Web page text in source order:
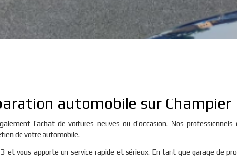
automobile sur Champier
l’achat de voitures neuves ou d’occasion. Nos professionnels
de votre automobile.
et vous apporte un service rapide et sérieux. En tant que garage de